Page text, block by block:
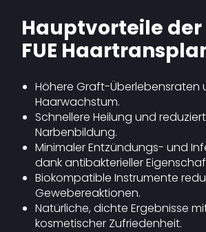
Hauptvorteile der
FUE
Höhere Graft-Überlebensraten
Haarwachstum.
Schnellere Heilung und
Narbenbildung.
Minimaler Entzündungs- und
dank antibakterieller
Biokompatible Instrumente
Gewebereaktionen.
Natürliche, dichte Ergebnisse
kosmetischer Zufriedenheit.